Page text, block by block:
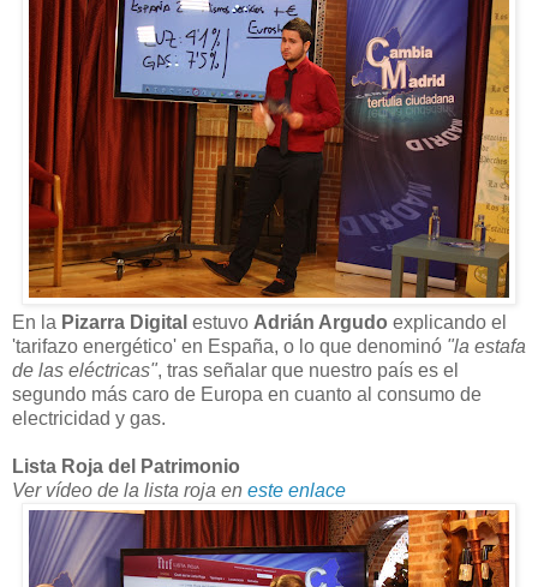
En la Pizarra Digital estuvo Adrián Argudo explicando el
'tarifazo energético' en España, o lo que denominó "la estafa
de las eléctricas", tras señalar que nuestro país es el
segundo más caro de Europa en cuanto al consumo de
electricidad y gas.
Lista Roja del Patrimonio
Ver vídeo de la lista roja en este enlace